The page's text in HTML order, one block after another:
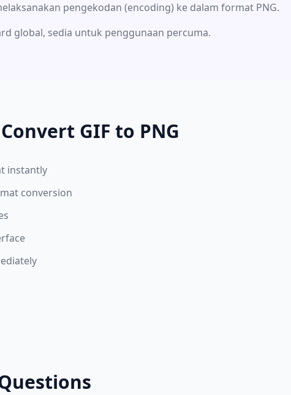
pengekodan (encoding) ke dalam format PNG.
global, sedia untuk penggunaan percuma.
GIF to PNG
instantly
conversion